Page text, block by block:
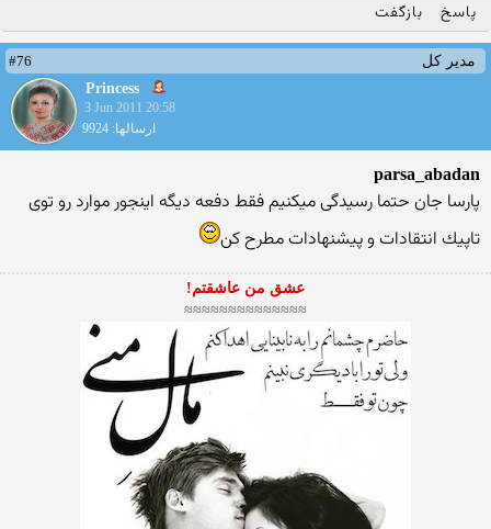
پاسخ بازگفت
مدیر کل
#76
Princess
3 Jun 2011 20:58
ارسالها: 9924
parsa_abadan
پارسا جان حتما رسیدگی میكنیم فقط دفعه دیگه اینجور موارد رو توی
تاپیك انتقادات و پیشنهادات مطرح كن
عشق من عاشقتم!
≈≈≈≈≈≈≈≈≈≈≈≈≈≈